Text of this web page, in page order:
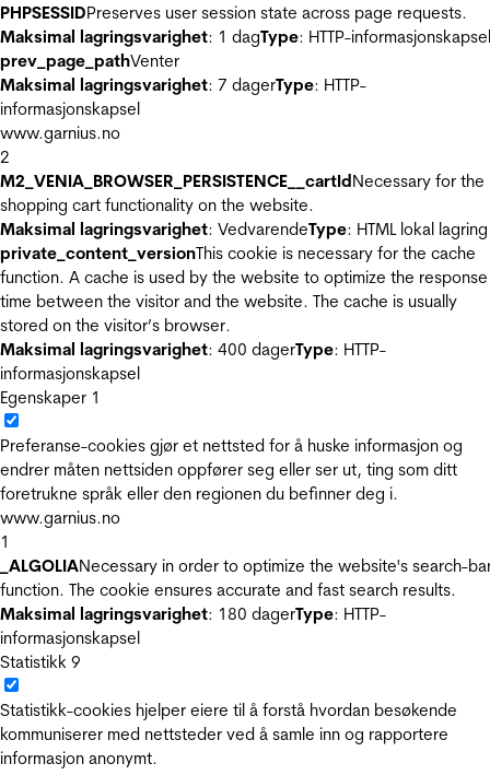
PHPSESSIDPreserves user session state across page requests.
Maksimal lagringsvarighet: 1 dagType: HTTP-informasjonskapsel
prev_page_pathVenter
Maksimal lagringsvarighet: 7 dagerType: HTTP-
informasjonskapsel
www.garnius.no
2
M2_VENIA_BROWSER_PERSISTENCE__cartIdNecessary for the
shopping cart functionality on the website.
Maksimal lagringsvarighet: VedvarendeType: HTML lokal lagring
private_content_versionThis cookie is necessary for the cache
function. A cache is used by the website to optimize the response
time between the visitor and the website. The cache is usually
stored on the visitor’s browser.
Maksimal lagringsvarighet: 400 dagerType: HTTP-
informasjonskapsel
Egenskaper 1
Preferanse-cookies gjør et nettsted for å huske informasjon og
endrer måten nettsiden oppfører seg eller ser ut, ting som ditt
foretrukne språk eller den regionen du befinner deg i.
www.garnius.no
1
_ALGOLIANecessary in order to optimize the website's search-
function. The cookie ensures accurate and fast search results.
Maksimal lagringsvarighet: 180 dagerType: HTTP-
informasjonskapsel
Statistikk 9
Statistikk-cookies hjelper eiere til å forstå hvordan besøkende
kommuniserer med nettsteder ved å samle inn og rapportere
informasjon anonymt.